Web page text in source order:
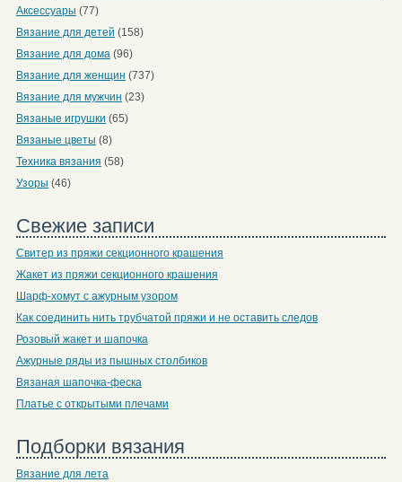
Аксессуары (77)
Вязание для детей (158)
Вязание для дома(96)
Вязание для женщин (737)
Вязание для мужчин (23)
Вязаные игрушки (65)
Вязаные цветы (8)
Техника вязания (58)
Узоры (46)
Свежие записи
Свитер из пряжи секционного крашения
Жакет из пряжи секционного крашения
Шарф-хомут с ажурным узором
Как соединить нить трубчатой пряжи и не оставить следов
Розовый жакет и шапочка
Ажурные ряды из пышных столбиков
Вязаная шапочка-феска
Платье с открытыми плечами
Подборки вязания
Вязание для лета